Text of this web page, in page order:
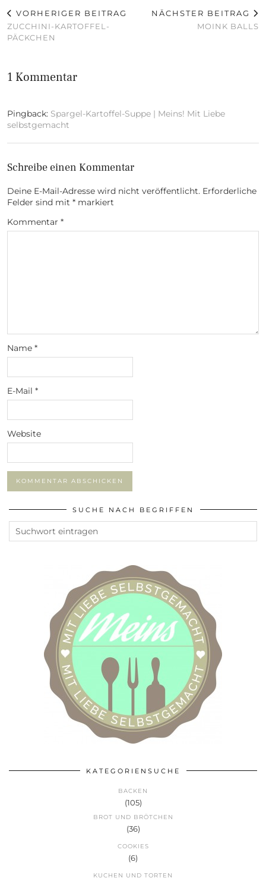
VORHERIGER BEITRAG
ZUCCHINI-KARTOFFEL-
PÄCKCHEN
NÄCHSTER BEITRAG
MOINK BALLS
1 Kommentar
Pingback: Spargel-Kartoffel-Suppe | Meins! Mit Liebe
selbstgemacht
Schreibe einen Kommentar
Deine E-Mail-Adresse wird nicht veröffentlicht. Erforderliche
Felder sind mit * markiert
Kommentar *
Name *
E-Mail *
Website
SUCHE NACH BEGRIFFEN
KATEGORIENSUCHE
BACKEN
(105)
BROT UND BRÖTCHEN
(36)
COOKIES
(6)
KUCHEN UND TORTEN